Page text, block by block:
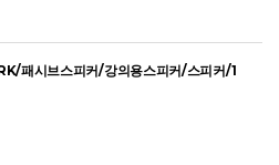
패시브스피커/강의용스피커/스피커/1